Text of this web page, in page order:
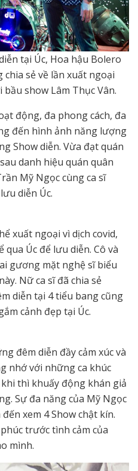
tại Úc, Hoa hậu Bolero
sẻ về lần xuất ngoại
show Lâm Thục Vân.
động, đa phong cách, đa
đến hình ảnh năng lượng
Show diễn. Vừa đạt quán
danh hiệu quán quân
Mỹ Ngọc cùng ca sĩ
diễn Úc.
xuất ngoại vì dịch covid,
Úc để lưu diễn. Cô và
gương mặt nghệ sĩ biểu
Nữ ca sĩ đã chia sẻ
diễn tại 4 tiểu bang cũng
cảnh đẹp tại Úc.
đêm diễn đầy cảm xúc và
nhớ với những ca khúc
thì khuấy động khán giả
Sự đa năng của Mỹ Ngọc
xem 4 Show chật kín.
trước tình cảm của
mình.